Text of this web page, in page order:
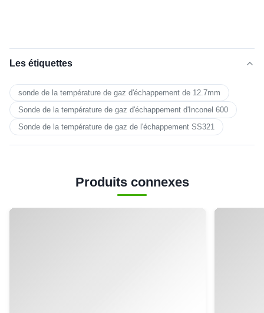
Les étiquettes
sonde de la température de gaz d'échappement de 12.7mm
Sonde de la température de gaz d'échappement d'Inconel 600
Sonde de la température de gaz de l'échappement SS321
Produits connexes